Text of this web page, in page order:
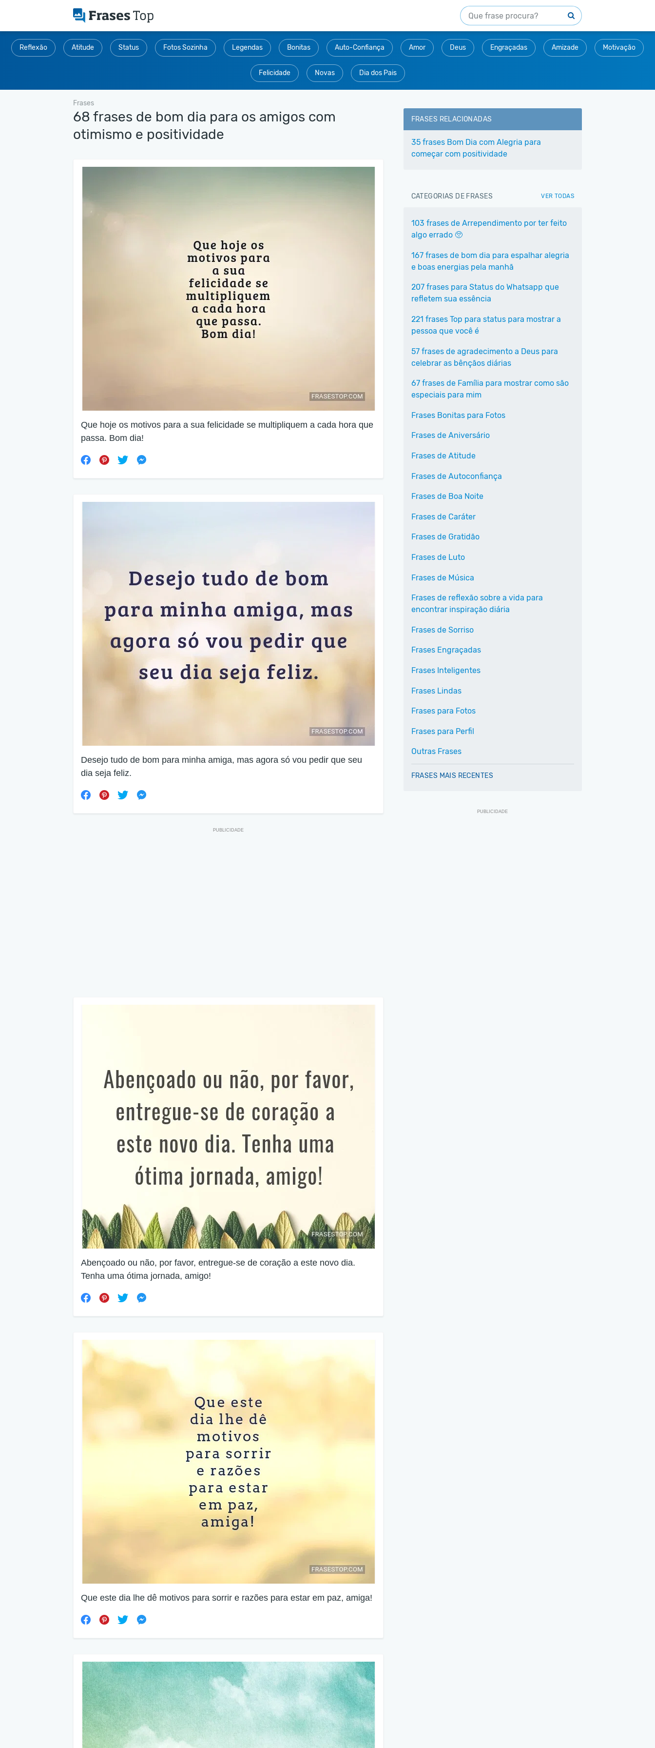
Reflexão Atitude Status Fotos Sozinha Legendas Bonitas Auto-Confiança Amor Deus Engraçadas Amizade Motivação
Felicidade Novas Dia dos Pais
Frases
68 frases de bom dia para os amigos com
otimismo e positividade
Que hoje os motivos para a sua felicidade se multipliquem a cada hora que
passa. Bom dia!
Desejo tudo de bom para minha amiga, mas agora só vou pedir que seu
dia seja feliz.
Abençoado ou não, por favor, entregue-se de coração a este novo dia.
Tenha uma ótima jornada, amigo!
Que este dia lhe dê motivos para sorrir e razões para estar em paz, amiga!
FRASES RELACIONADAS
35 frases Bom Dia com Alegria para
começar com positividade
CATEGORIAS DE FRASES VER TODAS
103 frases de Arrependimento por ter feito
algo errado 🥺
167 frases de bom dia para espalhar alegria
e boas energias pela manhã
207 frases para Status do Whatsapp que
refletem sua essência
221 frases Top para status para mostrar a
pessoa que você é
57 frases de agradecimento a Deus para
celebrar as bênçãos diárias
67 frases de Família para mostrar como são
especiais para mim
Frases Bonitas para Fotos
Frases de Aniversário
Frases de Atitude
Frases de Autoconfiança
Frases de Boa Noite
Frases de Caráter
Frases de Gratidão
Frases de Luto
Frases de Música
Frases de reflexão sobre a vida para
encontrar inspiração diária
Frases de Sorriso
Frases Engraçadas
Frases Inteligentes
Frases Lindas
Frases para Fotos
Frases para Perfil
Outras Frases
FRASES MAIS RECENTES